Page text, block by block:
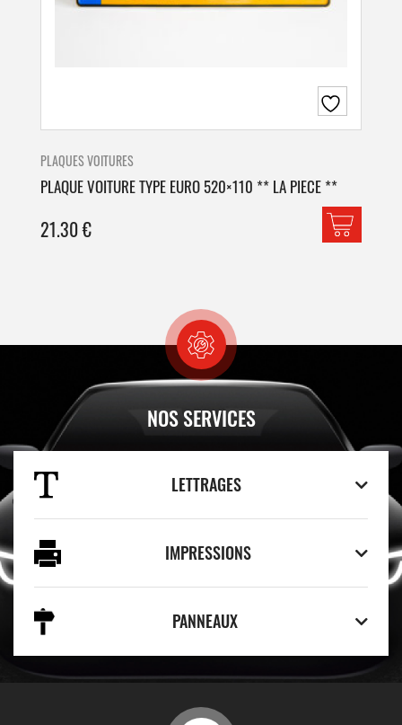
PLAQUES VOITURES
PLAQUE VOITURE TYPE EURO 520×110 ** LA PIECE **
21.30€
NOS SERVICES
LETTRAGES
IMPRESSIONS
PANNEAUX